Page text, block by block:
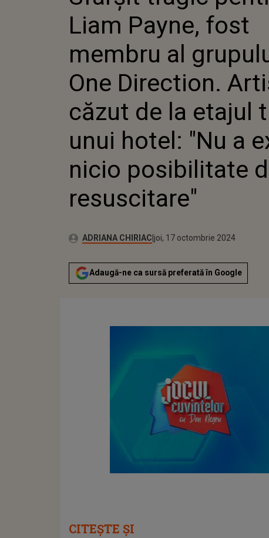
ONE
ARTISTUL A
ETAJUL
HOTEL: "NU
NICIO
Liam Payne, fost
membru al
One Direction.
căzut de la etajul
unui hotel: "Nu a
nicio posibilitate
resuscitare"
Autor:ADRIANA CHIRIACPublicat:
joi, 17 octombrie 2024
Actualizat:
joi, 17 octombrie 2024
Adaugă-ne ca sursă preferată în Google
CITEȘTE ȘI